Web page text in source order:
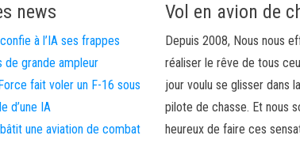
news
à l’IA ses frappes
de grande ampleur
fait voler un F-16 sous
d’une IA
une aviation de combat
Vol en avion de
Depuis 2008, Nous nous
réaliser le rêve de tous
jour voulu se glisser dans
pilote de chasse. Et nous
heureux de faire ces